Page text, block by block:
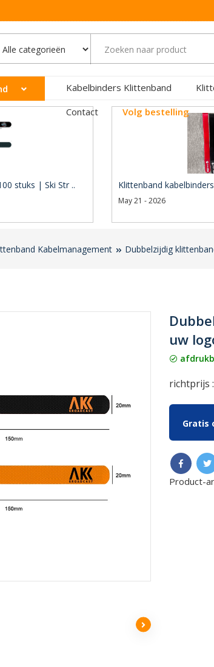
Kabelbinders Klittenband
Contact
Volg bestelling
stuks | Ski Str .. Klittenband
May 21 - 2026
Kabelmanagement Dubbelzijdig
uw
richtprijs :
Gratis
Product-